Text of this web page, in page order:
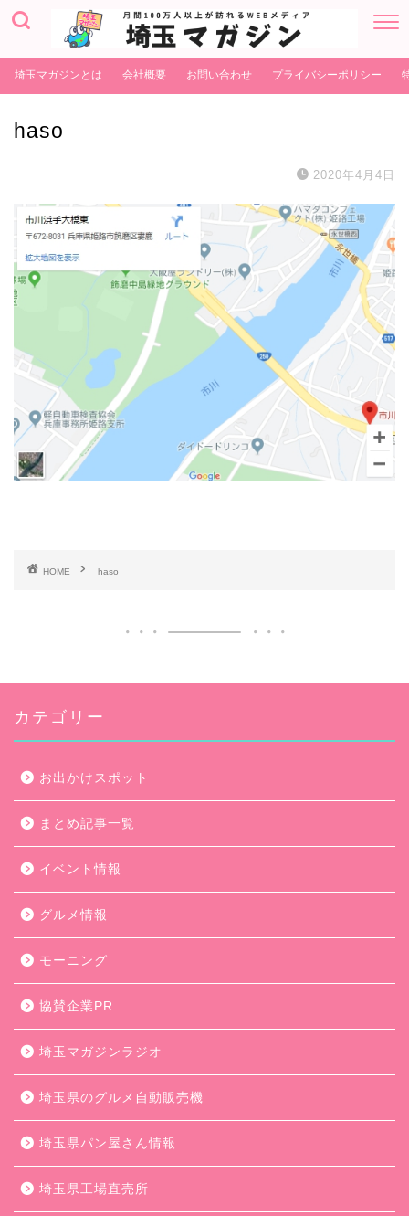
埼玉マガジンとは 会社概要 お問い合わせ プライバシーポリシー
haso
2020年4月4日
HOME haso
カテゴリー
お出かけスポット
まとめ記事一覧
イベント情報
グルメ情報
モーニング
協賛企業PR
埼玉マガジンラジオ
埼玉県のグルメ自動販売機
埼玉県パン屋さん情報
埼玉県工場直売所